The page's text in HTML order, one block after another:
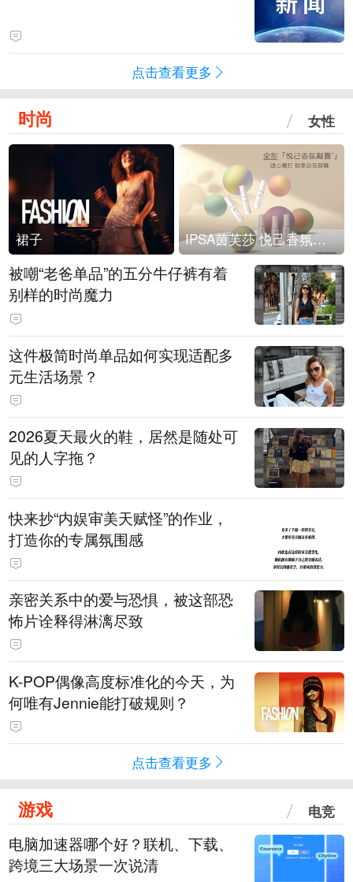
点击查看更多
时尚 女性
裙子 IPSA茵芙莎 悦己香氛凝露上市
被嘲“老爸单品”的五分牛仔裤有着
别样的时尚魔力
这件极简时尚单品如何实现适配多
元生活场景？
2026夏天最火的鞋，居然是随处可
见的人字拖？
快来抄“内娱审美天赋怪”的作业，
打造你的专属氛围感
亲密关系中的爱与恐惧，被这部恐
怖片诠释得淋漓尽致
K-POP偶像高度标准化的今天，为
何唯有Jennie能打破规则？
点击查看更多
游戏 电竞
电脑加速器哪个好？联机、下载、
跨境三大场景一次说清